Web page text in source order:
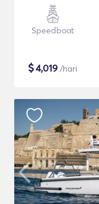
Speedboat
$4,019 /hari